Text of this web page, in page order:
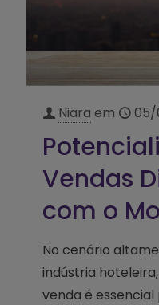
Niara em 05/
Vendas
com o
No cenário
indústria
venda é